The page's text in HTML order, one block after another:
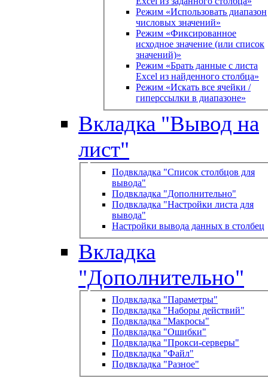
Режим «Использовать диапазон
числовых значений»
Режим «Фиксированное
исходное значение (или список
значений)»
Режим «Брать данные с листа
Excel из найденного столбца»
Режим «Искать все ячейки /
гиперссылки в диапазоне»
Вкладка "Вывод на
лист"
Подвкладка "Список столбцов для
вывода"
Подвкладка "Дополнительно"
Подвкладка "Настройки листа для
вывода"
Настройки вывода данных в столбец
Вкладка
"Дополнительно"
Подвкладка "Параметры"
Подвкладка "Наборы действий"
Подвкладка "Макросы"
Подвкладка "Ошибки"
Подвкладка "Прокси-серверы"
Подвкладка "Файл"
Подвкладка "Разное"